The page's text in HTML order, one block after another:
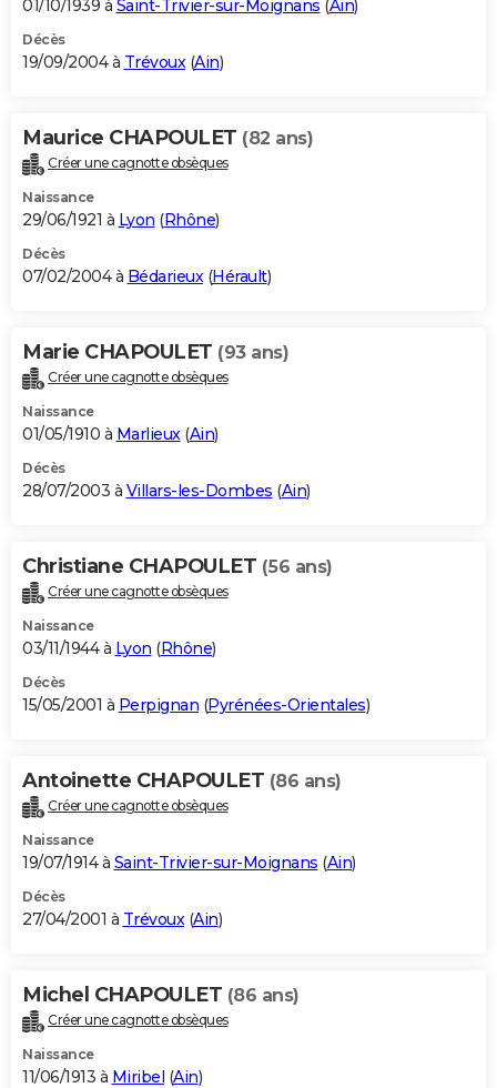
01/10/1939 à Saint-Trivier-sur-Moignans (Ain)
Décès
19/09/2004 à Trévoux(Ain)
Maurice CHAPOULET (82 ans)
Créer une cagnotte obsèques
Naissance
29/06/1921 à Lyon (Rhône)
Décès
07/02/2004 à Bédarieux(Hérault)
Marie CHAPOULET (93 ans)
Créer une cagnotte obsèques
Naissance
01/05/1910 à Marlieux(Ain)
Décès
28/07/2003 à Villars-les-Dombes (Ain)
Christiane CHAPOULET (56 ans)
Créer une cagnotte obsèques
Naissance
03/11/1944 à Lyon (Rhône)
Décès
15/05/2001 à Perpignan (Pyrénées-Orientales)
Antoinette CHAPOULET (86 ans)
Créer une cagnotte obsèques
Naissance
19/07/1914 à Saint-Trivier-sur-Moignans (Ain)
Décès
27/04/2001 à Trévoux(Ain)
Michel CHAPOULET (86 ans)
Créer une cagnotte obsèques
Naissance
11/06/1913 à Miribel (Ain)